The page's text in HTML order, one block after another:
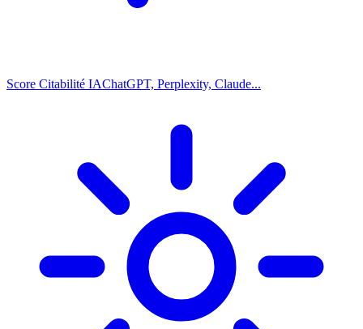
Score Citabilité IAChatGPT, Perplexity, Claude...